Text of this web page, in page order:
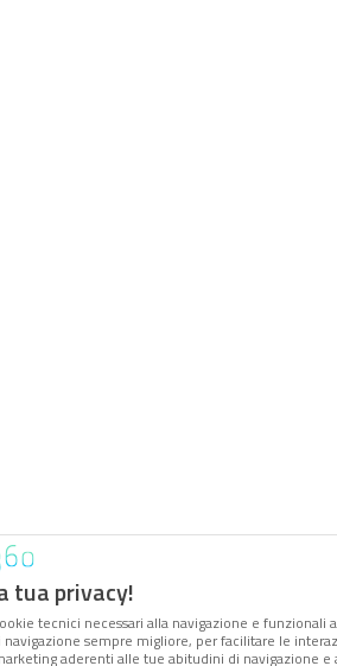
tua privacy!
tecnici necessari alla navigazione e funzionali
navigazione sempre migliore, per facilitare le
aderenti alle tue abitudini di navigazione e